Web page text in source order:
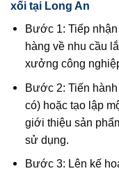
xối tại Long An
Bước 1: Tiếp
hàng về nhu cầu
xưởng công
Bước 2: Tiến
có) hoặc tạo lập
giới thiệu sản
sử dụng.
Bước 3: Lên kế